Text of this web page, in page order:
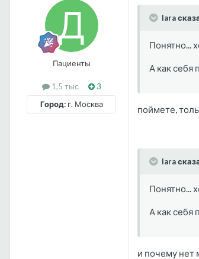
Пациенты
1,5 тыс
3
Город:г. Москва
lara
Понятно...
А как себя
поймете,
lara
Понятно...
А как себя
и почему нет